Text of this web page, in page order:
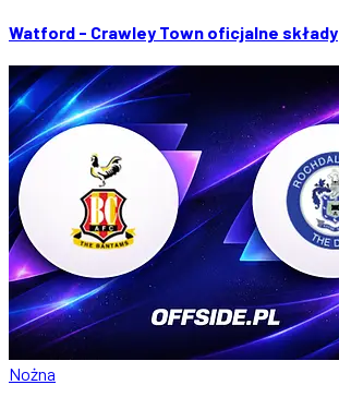
Watford - Crawley Town oficjalne składy
Nożna